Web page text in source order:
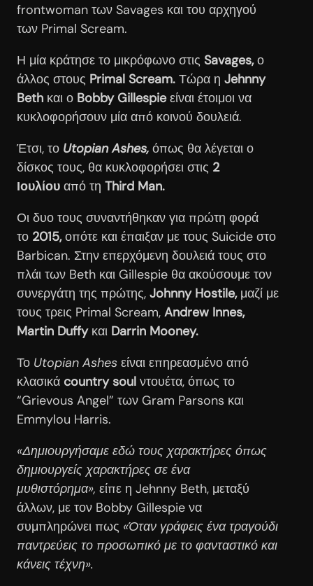
frontwoman των Savages και του αρχηγού
των Primal Scream.
Η μία κράτησε το μικρόφωνο στις Savages,ο
άλλος στους Primal Scream. Τώρα η Jehnny
Beth και ο Bobby Gillespieείναι έτοιμοι να
κυκλοφορήσουν μία από κοινού δουλειά.
Έτσι, το Utopian Ashes, όπως θα λέγεται ο
δίσκος τους, θα κυκλοφορήσει στις 2
Ιουλίου από τη Third Man.
Οι δυο τους συναντήθηκαν για πρώτη φορά
το 2015,οπότε και έπαιξαν με τους Suicide στο
Barbican. Στην επερχόμενη δουλειά τους στο
πλάι των Beth και Gillespie θα ακούσουμε τον
συνεργάτη της πρώτης, Johnny Hostile,μαζί με
τους τρεις Primal Scream, Andrew Innes,
Martin Duffy και Darrin Mooney.
Το Utopian Ashes είναι επηρεασμένο από
κλασικά country soul ντουέτα, όπως το
“Grievous Angel” των Gram Parsons και
Emmylou Harris.
«Δημιουργήσαμε εδώ τους χαρακτήρες όπως
δημιουργείς χαρακτήρες σε ένα
μυθιστόρημα», είπε η Jehnny Beth, μεταξύ
άλλων, με τον Bobby Gillespie να
συμπληρώνει πως «Όταν γράφεις ένα τραγούδι
παντρεύεις το προσωπικό με το φανταστικό και
κάνεις τέχνη».